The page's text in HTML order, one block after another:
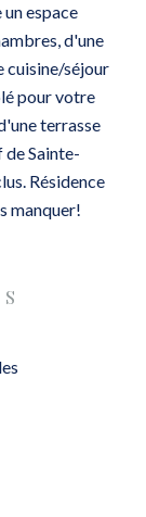
espace
d'une
cuisine/séjour
pour votre
terrasse
Sainte-
Résidence
manquer!